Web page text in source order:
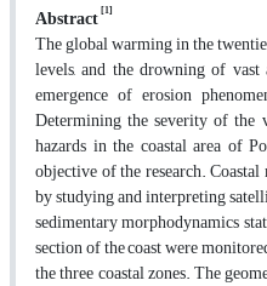
Abstract[1]
The global warming in the
levels, and the drowning of
emergence of erosion
Determining the severity of
hazards in the coastal area of
objective of the research.
by studying and interpreting
sedimentary morphodynamics
section of the coast were
the three coastal zones. The